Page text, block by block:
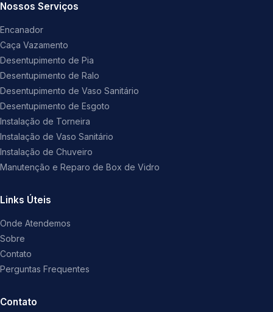
Nossos Serviços
Encanador
Caça Vazamento
Desentupimento de Pia
Desentupimento de Ralo
Desentupimento de Vaso Sanitário
Desentupimento de Esgoto
Instalação de Torneira
Instalação de Vaso Sanitário
Instalação de Chuveiro
Manutenção e Reparo de Box de Vidro
Links Úteis
Onde Atendemos
Sobre
Contato
Perguntas Frequentes
Contato